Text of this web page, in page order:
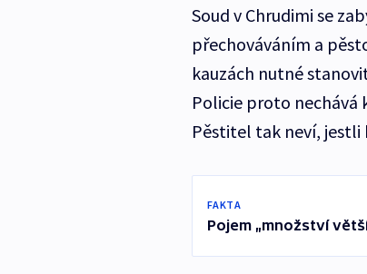
Soud v Chrudimi se
přechováváním a
kauzách nutné
Policie proto nechává
Pěstitel tak neví, jestli
FAKTA
Pojem „množství